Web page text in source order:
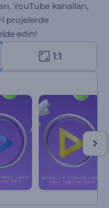
YouTube kanalları,
projelerde
edin!
1:1